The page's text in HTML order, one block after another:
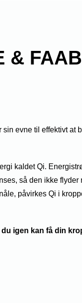
&
evne til effektivt at
kaldet Qi.
så den ikke flyder
påvirkes Qi i
igen kan få din